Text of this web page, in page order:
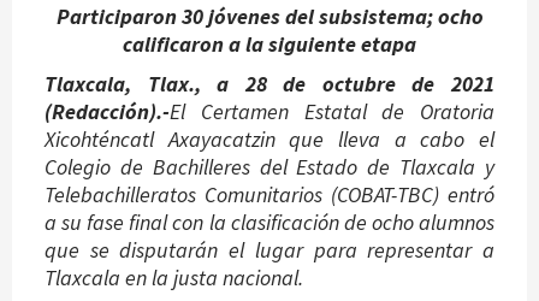
Participaron 30 jóvenes del subsistema; ocho
calificaron a la siguiente etapa
Tlaxcala, Tlax., a 28 de octubre de 2021
(Redacción).-El Certamen Estatal de Oratoria
Xicohténcatl Axayacatzin que lleva a cabo el
Colegio de Bachilleres del Estado de Tlaxcala y
Telebachilleratos Comunitarios (COBAT-TBC) entró
a su fase final con la clasificación de ocho alumnos
que se disputarán el lugar para representar a
Tlaxcala en la justa nacional.